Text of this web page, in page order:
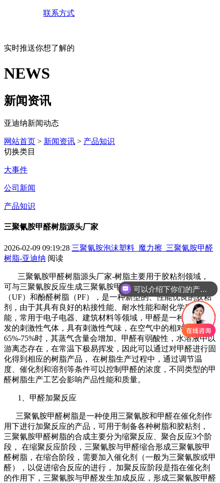
联系方式
实时推送你想了解的
NEWS
新闻资讯
亚迪纳新闻动态
网站首页 > 新闻资讯 > 产品知识
切换类目
大事件
公司新闻
产品知识
三聚氰胺甲醛树脂源头厂家
2026-02-09 09:19:28 三聚氰胺泡沫塑料_魔力擦_三聚氰胺甲醛
树脂-亚迪纳 阅读
三聚氰胺甲醛树脂源头厂家-树脂主要用于胶粘剂领域，
可与三聚氰胺反应生成三聚氰胺甲醛树脂（MF）、脲醛树脂
（UF）和酚醛树脂（PF），是一种新型的、性能优良的胶粘
剂，由于其具有良好的粘接性能、耐水性能和耐化学腐蚀性
能，常用于电子电器、建筑材料等领域，甲醛是一种无色易挥
发的刺激性气体，具有刺激性气味，在空气中的相对湿度为
65%-75%时，其蒸气含量会增加。甲醛有弱酸性，水溶液中以
游离态存在，在常温下极易挥发，因此可以通过对甲醛进行固
化得到相应的树脂产品， 在树脂生产过程中，通过调节温
度、催化剂和溶剂等条件可以控制甲醛的浓度，不同类型的甲
醛树脂生产工艺会影响产品性能和质量。
1、甲醛加聚反应
三聚氰胺甲醛树脂是一种使用三聚氰胺和甲醛在催化剂作
用下进行加聚反应的产品，可用于制备各种树脂和胶粘剂，
三聚氰胺甲醛树脂的合成主要分为缩聚反应、聚合反应3个阶
段， 在缩聚反应阶段，三聚氰胺与甲醛缩合形成三聚氰胺甲
醛树脂，在缩合阶段，需要加入催化剂（一般为三聚氰胺或甲
醛），以促进缩合反应的进行， 加聚反应阶段是指在催化剂
的作用下，三聚氰胺与甲醛发生加成反应，形成三聚氰胺甲醛
可以介绍下你们的产品么
你们是怎么收费的呢